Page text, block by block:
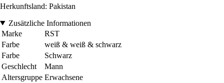
Herkunftsland: Pakistan
Zusätzliche Informationen
Marke
RST
Farbe
weiß & weiß & schwarz
Farbe
Schwarz
Geschlecht
Mann
Altersgruppe Erwachsene